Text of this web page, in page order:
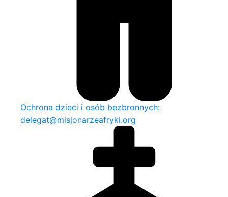
Ochrona dzieci i osób bezbronnych:
delegat@misjonarzeafryki.org